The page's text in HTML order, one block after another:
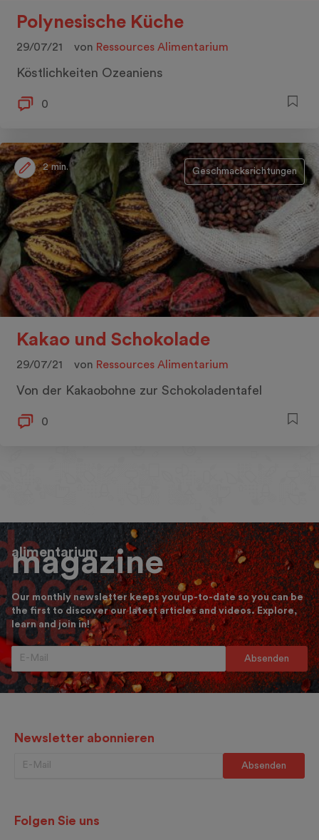
Polynesische Küche
29/07/21 von Ressources Alimentarium
Köstlichkeiten Ozeaniens
0
2 min. Geschmacksrichtungen
Kakao und Schokolade
29/07/21 von Ressources Alimentarium
Von der Kakaobohne zur Schokoladentafel
0
alimentarium
magazine
Our monthly newsletter keeps you up-to-date so you can be
the first to discover our latest articles and videos. Explore,
learn and join in!
Newsletter abonnieren
Folgen Sie uns